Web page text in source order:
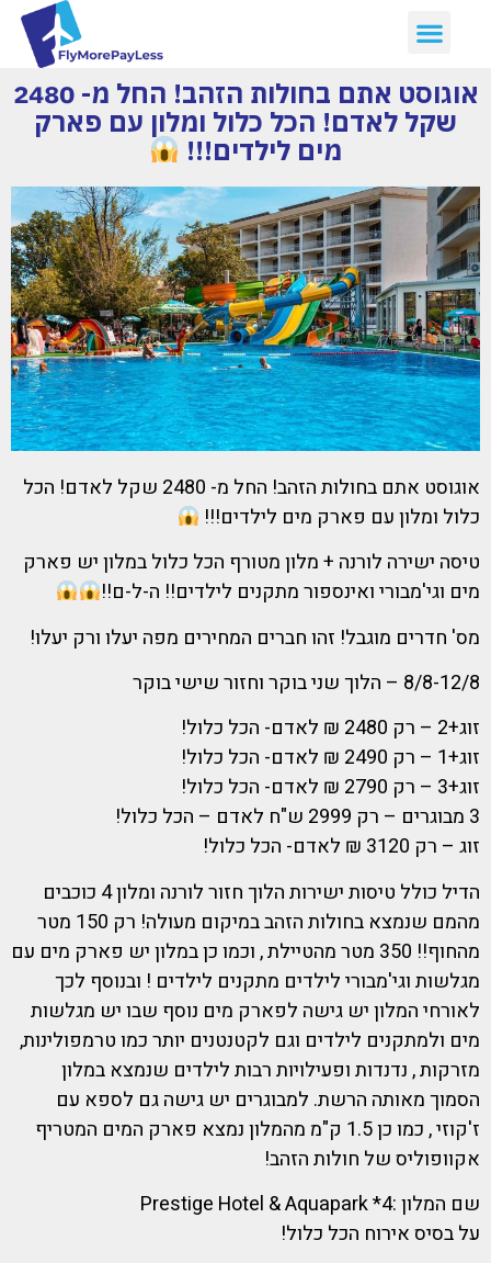
אוגוסט אתם בחולות הזהב! החל מ- 2480
שקל לאדם! הכל כלול ומלון עם פארק
מים לילדים!!!
אוגוסט אתם בחולות הזהב! החל מ- 2480 שקל לאדם! הכל
כלול ומלון עם פארק מים לילדים!!!
טיסה ישירה לורנה + מלון מטורף הכל כלול במלון יש פארק
מים וגי'מבורי ואינספור מתקנים לילדים!! ה-ל-ם!!
מס' חדרים מוגבל! זהו חברים המחירים מפה יעלו ורק יעלו!
8/8-12/8 – הלוך שני בוקר וחזור שישי בוקר
זוג+2 – רק 2480 ₪ לאדם- הכל כלול!
זוג+1 – רק 2490 ₪ לאדם- הכל כלול!
זוג+3 – רק 2790 ₪ לאדם- הכל כלול!
3 מבוגרים – רק 2999 ש"ח לאדם – הכל כלול!
זוג – רק 3120 ₪ לאדם- הכל כלול!
הדיל כולל טיסות ישירות הלוך חזור לורנה ומלון 4 כוכבים
מהמם שנמצא בחולות הזהב במיקום מעולה! רק 150 מטר
מהחוף!! 350 מטר מהטיילת , וכמו כן במלון יש פארק מים עם
מגלשות וגי'מבורי לילדים מתקנים לילדים ! ובנוסף לכך
לאורחי המלון יש גישה לפארק מים נוסף שבו יש מגלשות
מים ולמתקנים לילדים וגם לקטנטנים יותר כמו טרמפולינות,
מזרקות , נדנדות ופעילויות רבות לילדים שנמצא במלון
הסמוך מאותה הרשת. למבוגרים יש גישה גם לספא עם
ז'קוזי , כמו כן 1.5 ק"מ מהמלון נמצא פארק המים המטריף
אקוופוליס של חולות הזהב!
שם המלון :4* Prestige Hotel & Aquapark
על בסיס אירוח הכל כלול!